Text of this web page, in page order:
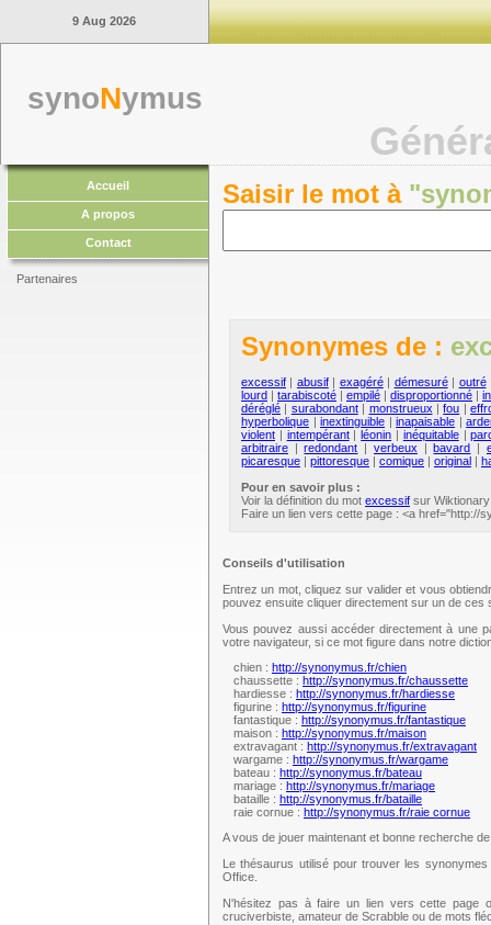
9 Aug 2026
synoNymus
Accueil
A propos
Contact
Partenaires
Saisir le mot à
Synonymes de :
excessif | abusif| exagéré| démesuré| outré
lourd | tarabiscoté | empilé | disproportionné |
déréglé | surabondant| monstrueux |fou |
hyperbolique |inextinguible |inapaisable |
violent | intempérant|léonin | inéquitable|
arbitraire |redondant | verbeux |bavard |
picaresque | pittoresque | comique | original |
Pour en savoir plus :
Voir la définition du mot excessif sur
Faire un lien vers cette page : <a href="http://
Conseils d'utilisation
Entrez un mot, cliquez sur valider et vous
pouvez ensuite cliquer directement sur un de
Vous pouvez aussi accéder directement à une
votre navigateur, si ce mot figure dans notre
chien : http://synonymus.fr/chien
chaussette : http://synonymus.fr/chaussette
hardiesse : http://synonymus.fr/hardiesse
figurine : http://synonymus.fr/figurine
fantastique : http://synonymus.fr/fantastique
maison : http://synonymus.fr/maison
extravagant : http://synonymus.fr/extravagant
wargame : http://synonymus.fr/wargame
bateau : http://synonymus.fr/bateau
mariage : http://synonymus.fr/mariage
bataille : http://synonymus.fr/bataille
raie cornue : http://synonymus.fr/raie cornue
A vous de jouer maintenant et bonne recherche
Le thésaurus utilisé pour trouver les
Office.
N'hésitez pas à faire un lien vers cette
cruciverbiste, amateur de Scrabble ou de mots